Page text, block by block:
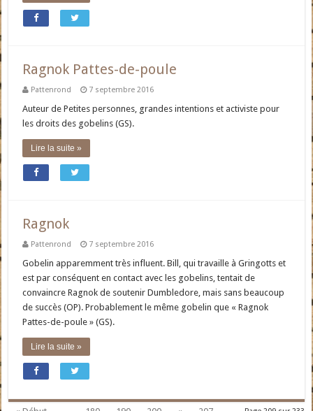
Ragnok Pattes-de-poule
Pattenrond 7 septembre 2016
Auteur de Petites personnes, grandes intentions et activiste pour
les droits des gobelins (GS).
Lire la suite »
Ragnok
Pattenrond 7 septembre 2016
Gobelin apparemment très influent. Bill, qui travaille à Gringotts et
est par conséquent en contact avec les gobelins, tentait de
convaincre Ragnok de soutenir Dumbledore, mais sans beaucoup
de succès (OP). Probablement le même gobelin que « Ragnok
Pattes-de-poule » (GS).
Lire la suite »